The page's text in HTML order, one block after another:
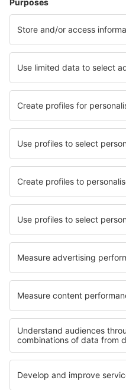
Hotels
Transfers
Sehenswürdigkeiten
Sportveranstaltungen
Mehr Infos
Mobile app
Fluggesellschaften
Ryanair
WizzAir
Lufthansa
Eurowings
Turkish Airlines
Über eSky
Impressum
AGB
Meine Reservierung
Datenschutz
Hilfe und Kontakt
Privatsphäre